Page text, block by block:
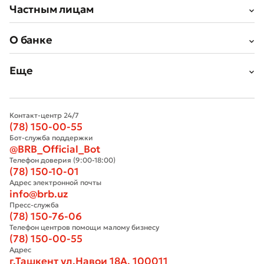
Частным лицам
О банке
Еще
Контакт-центр 24/7
(78) 150-00-55
Бот-служба поддержки
@BRB_Official_Bot
Телефон доверия (9:00-18:00)
(78) 150-10-01
Адрес электронной почты
info@brb.uz
Пресс-служба
(78) 150-76-06
Телефон центров помощи малому бизнесу
(78) 150-00-55
Адрес
г.Ташкент ул.Навои 18А, 100011